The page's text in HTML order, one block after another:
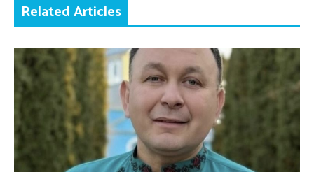
Related Articles